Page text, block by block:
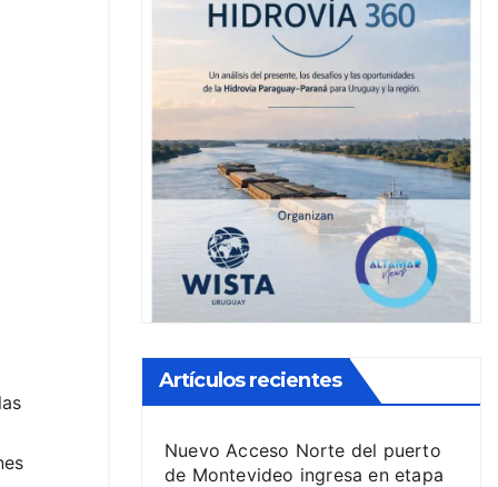
Artículos recientes
Nuevo Acceso Norte del puerto
de Montevideo ingresa en etapa